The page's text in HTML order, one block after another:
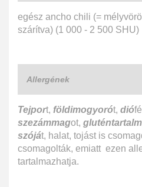
egész ancho chili (=
szárítva) (1 000 - 2 500 SHU)
Allergének
Tejport, földimogyorót, dió
szezámmagot,
szóját, halat, tojást is
csomagolták, emiatt ezen
tartalmazhatja.